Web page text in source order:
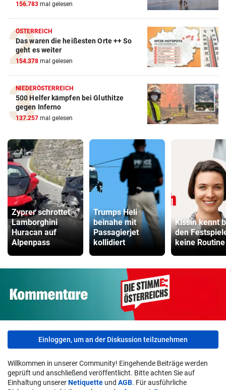
156.783 mal gelesen
ÖSTERREICH
Das waren die heißesten Orte ++ So
geht es weiter
154.378 mal gelesen
NIEDERÖSTERREICH
500 Helfer kämpfen bei Gluthitze
gegen Inferno
137.257 mal gelesen
Zyprer schrottet
Lamborghini
Huracan auf
Alpenpass
Trumps Heli
beinahe mit
Passagierjet
kollidiert
Kissin kennt
den
keine Routine
Einloggen, um an der Diskussion teilzunehmen
Willkommen in unserer Community! Eingehende Beiträge werden
geprüft und anschließend veröffentlicht. Bitte achten Sie auf
Einhaltung unsererNetiquette und AGB. Für ausführliche